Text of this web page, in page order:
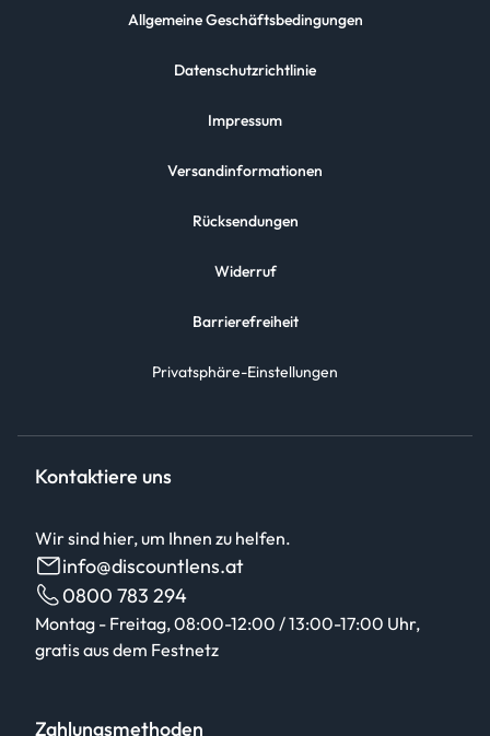
Allgemeine Geschäftsbedingungen
Datenschutzrichtlinie
Impressum
Versandinformationen
Rücksendungen
Widerruf
Barrierefreiheit
Privatsphäre-Einstellungen
Kontaktiere uns
Wir sind hier, um Ihnen zu helfen.
info@discountlens.at
0800 783 294
Montag - Freitag, 08:00-12:00 / 13:00-17:00 Uhr,
gratis aus dem Festnetz
Zahlungsmethoden